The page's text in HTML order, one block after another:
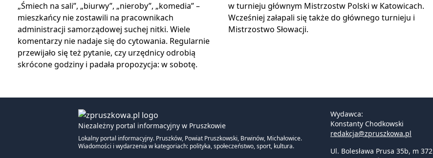
„Śmiech na sali”, „biurwy”, „nieroby”, „komedia” –
mieszkańcy nie zostawili na pracownikach
administracji samorządowej suchej nitki. Wiele
komentarzy nie nadaje się do cytowania. Regularnie
przewijało się też pytanie, czy urzędnicy odrobią
skrócone godziny i padała propozycja: w sobotę.
w turnieju głównym Mistrzostw Polski w Katowicach.
Wcześniej załapali się także do głównego turnieju i
Mistrzostwo Słowacji.
Niezależny portal informacyjny w Pruszkowie
Lokalny portal informacyjny. Pruszków, Powiat Pruszkowski, Brwinów, Michałowice.
Wiadomości i wydarzenia w kategoriach: polityka, społeczeństwo, sport, kultura.
Wydawca:
Konstanty Chodkowski
redakcja@zpruszkowa.pl
Ul. Bolesława Prusa 35b, m 372